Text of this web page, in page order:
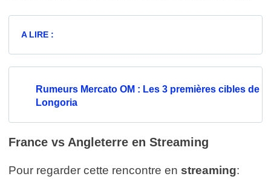
A LIRE :
Rumeurs Mercato OM : Les 3 premières cibles de
Longoria
France vs Angleterre en Streaming
Pour regarder cette rencontre en streaming: